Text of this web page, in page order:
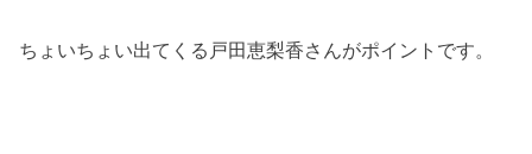
ちょいちょい出てくる戸田恵梨香さんがポイントです。